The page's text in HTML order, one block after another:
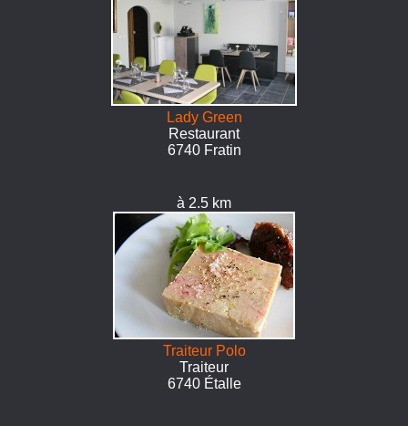
Lady Green
Restaurant
6740 Fratin
à 2.5 km
Traiteur Polo
Traiteur
6740 Étalle